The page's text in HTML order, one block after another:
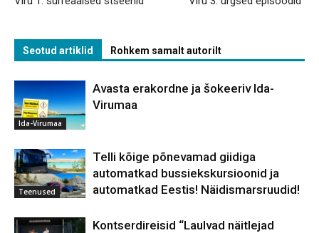
Seotud artiklid Rohkem samalt autorilt
Ida-Virumaa
Avasta erakordne ja šokeeriv Ida-
Virumaa
Teenused
Telli kõige põnevamad giidiga
automatkad bussiekskursioonid ja
automatkad Eestis! Näidismarsruudid!
Kontserdireisid “Laulvad näitlejad